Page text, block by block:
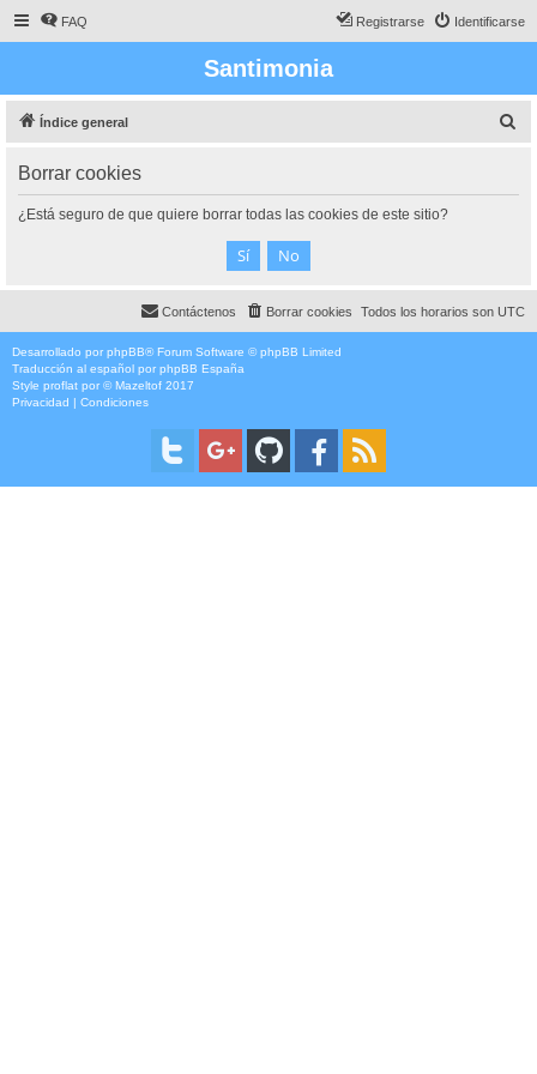
FAQ Identificarse
Registrarse
Santimonia
Índice general
Borrar cookies
¿Está seguro de que quiere borrar todas las cookies de este sitio?
Todos los horarios son UTC
Borrar cookies
Contáctenos
Desarrollado por phpBB® Forum Software © phpBB Limited
Traducción al español por phpBB España
Style proflat por ©Mazeltof 2017
Privacidad | Condiciones